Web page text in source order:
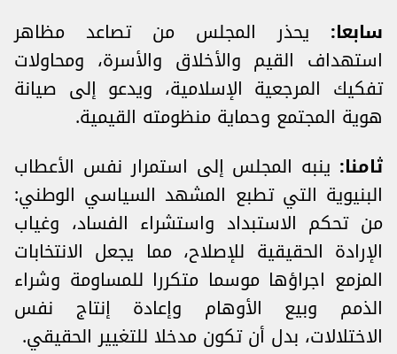
سابعا: يحذر المجلس من تصاعد مظاهر
استهداف القيم والأخلاق والأسرة، ومحاولات
تفكيك المرجعية الإسلامية، ويدعو إلى صيانة
هوية المجتمع وحماية منظومته القيمية.
ثامنا: ينبه المجلس إلى استمرار نفس الأعطاب
البنيوية التي تطبع المشهد السياسي الوطني:
من تحكم الاستبداد واستشراء الفساد، وغياب
الإرادة الحقيقية للإصلاح، مما يجعل الانتخابات
المزمع اجراؤها موسما متكررا للمساومة وشراء
الذمم وبيع الأوهام وإعادة إنتاج نفس
الاختلالات، بدل أن تكون مدخلا للتغيير الحقيقي.